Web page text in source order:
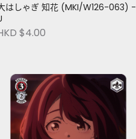
はしゃぎ 知花 (MKI/W126-063) -
$4.00